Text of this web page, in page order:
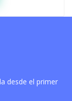
desde el primer